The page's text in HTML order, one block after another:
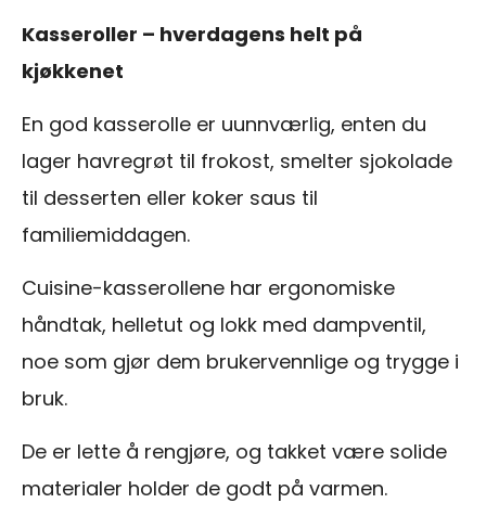
Kasseroller – hverdagens helt på
kjøkkenet
En god kasserolle er uunnværlig, enten du
lager havregrøt til frokost, smelter sjokolade
til desserten eller koker saus til
familiemiddagen.
Cuisine-kasserollene har ergonomiske
håndtak, helletut og lokk med dampventil,
noe som gjør dem brukervennlige og trygge i
bruk.
De er lette å rengjøre, og takket være solide
materialer holder de godt på varmen.